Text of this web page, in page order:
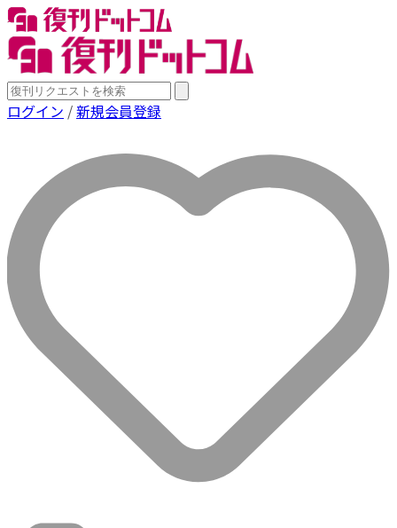
ログイン /新規会員登録